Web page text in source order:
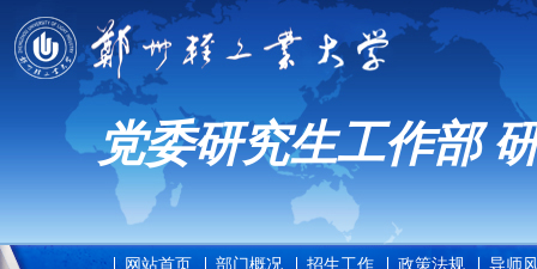
党委研究生工作部
网站首页 部门概况 招生工作 政策法规 导师